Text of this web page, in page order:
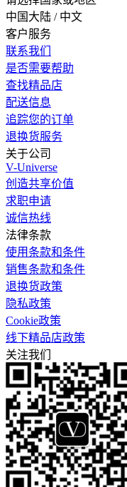
中国大陆 / 中文
客户服务
联系我们
是否需要帮助
查找精品店
配送信息
追踪您的订单
退换货服务
关于公司
V-Universe
创造共享价值
求职申请
诚信热线
法律条款
使用条款和条件
销售条款和条件
退换货政策
隐私政策
Cookie政策
线下精品店政策
关注我们